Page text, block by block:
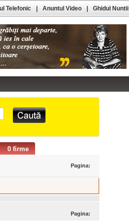
0 firme
Pagina:
Pagina:
Telefonic Anuntul Video Ghidul Nuntii